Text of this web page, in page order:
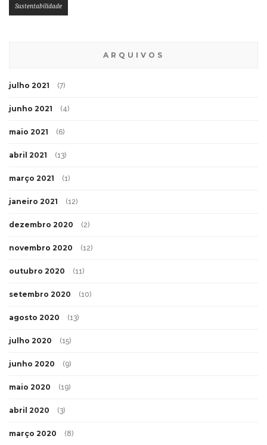
Sustentabilidade
ARQUIVOS
julho 2021 (7)
junho 2021 (4)
maio 2021 (6)
abril 2021 (13)
março 2021 (1)
janeiro 2021 (12)
dezembro 2020 (2)
novembro 2020 (12)
outubro 2020 (11)
setembro 2020 (10)
agosto 2020 (13)
julho 2020 (15)
junho 2020 (9)
maio 2020 (19)
abril 2020 (3)
março 2020 (8)